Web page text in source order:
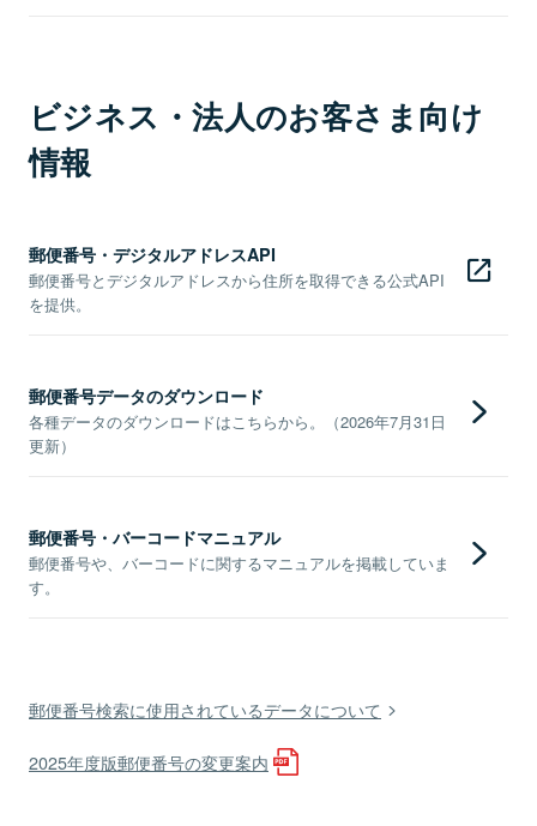
ビジネス・法人のお客さま向け
情報
郵便番号・デジタルアドレスAPI
郵便番号とデジタルアドレスから住所を取得できる公式API
を提供。
郵便番号データのダウンロード
各種データのダウンロードはこちらから。（2026年7月31日
更新）
郵便番号・バーコードマニュアル
郵便番号や、バーコードに関するマニュアルを掲載していま
す。
郵便番号検索に使用されているデータについて
2025年度版郵便番号の変更案内